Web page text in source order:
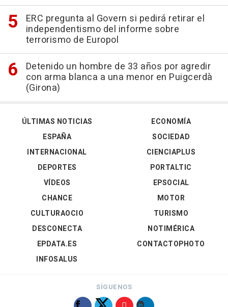
ERC pregunta al Govern si pedirá retirar el
independentismo del informe sobre
terrorismo de Europol
Detenido un hombre de 33 años por agredir
con arma blanca a una menor en Puigcerdà
(Girona)
ÚLTIMAS NOTICIAS
ESPAÑA
INTERNACIONAL
DEPORTES
VÍDEOS
ECONOMÍA
SOCIEDAD
CIENCIAPLUS
PORTALTIC
EPSOCIAL
CHANCE
CULTURAOCIO
DESCONECTA
EPDATA.ES
INFOSALUS
MOTOR
TURISMO
NOTIMÉRICA
CONTACTOPHOTO
SÍGUENOS